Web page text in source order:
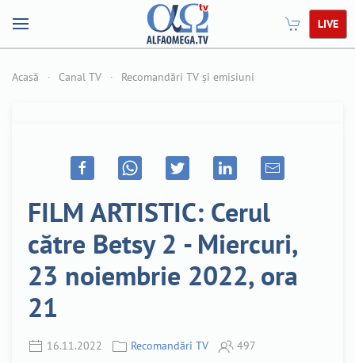
LIVE
Acasă Canal TV Recomandări TV și emisiuni
FILM ARTISTIC: Cerul
către Betsy 2 - Miercuri,
23 noiembrie 2022, ora
21
16.11.2022 Recomandări TV 497